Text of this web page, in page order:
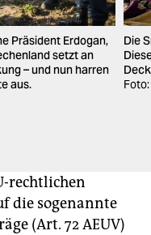
Präsident Erdogan,
setzt an
– und nun harren
aus.
Die
rechtlichen
die sogenannte
(Art. 72 AEUV)